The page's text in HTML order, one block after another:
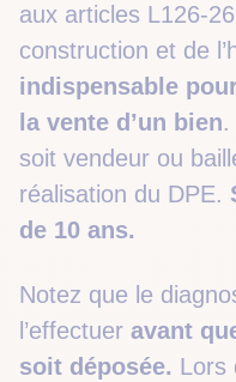
aux articles L126-
construction et de
indispensable
la vente d’un bien.
soit vendeur ou
réalisation du DPE.
de 10 ans.
Notez que le
l’effectuer avant
soit déposée. Lors